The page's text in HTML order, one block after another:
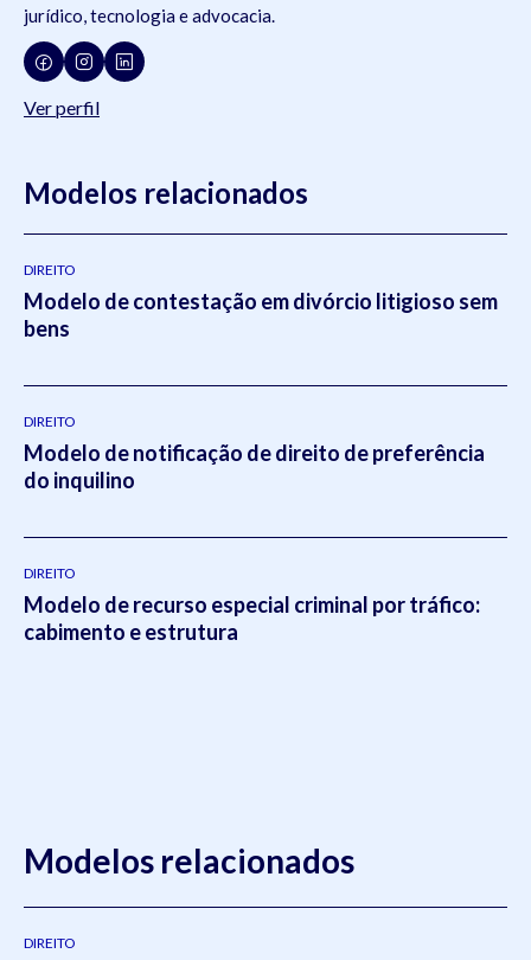
jurídico, tecnologia e advocacia.
Ver perfil
Modelos relacionados
DIREITO
Modelo de contestação em divórcio litigioso sem
bens
DIREITO
Modelo de notificação de direito de preferência
do inquilino
DIREITO
Modelo de recurso especial criminal por tráfico:
cabimento e estrutura
Modelos relacionados
DIREITO